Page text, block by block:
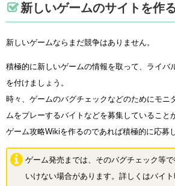
新しいゲームのサイトを作る
新しいゲームならまだ競争はありません。
積極的に新しいゲームの情報を取って、ライバ
を付けましょう。
時々、ゲームのバグチェックなどのためにモニ
ムをプレーするバイトなどを募集していること
ゲーム攻略Wikiを作るのであれば積極的に応募
ゲーム発売までは、そのバグチェック等
いけない場合があります。詳しくはバイ